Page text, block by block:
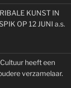
KUNST IN
OP 12 JUNI a.s.
heeft een
verzamelaar.